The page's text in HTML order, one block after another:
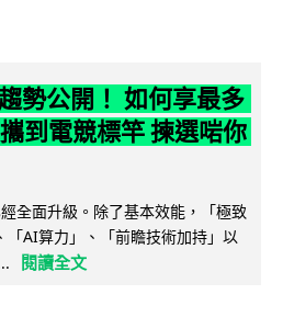
勢公開！ 如何享最多
到電競標竿 揀選啱你
全面升級。除了基本效能，「極致
AI算力」、「前瞻技術加持」以
閱讀全文